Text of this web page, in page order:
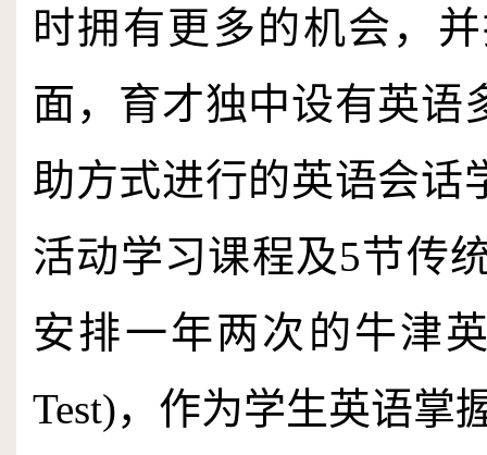
时拥有更多的机会，
面，育才独中设有英语
助方式进行的英语会话
活动学习课程及5节传
安排一年两次的牛津
Test)，作为学生英语掌